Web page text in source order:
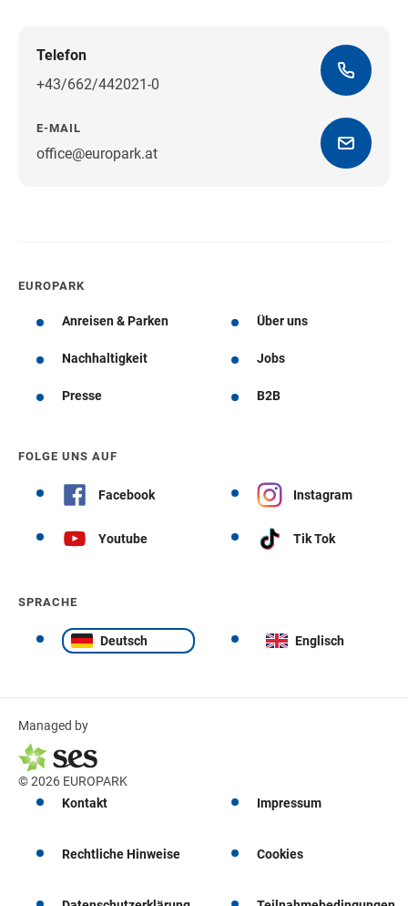
Telefon
+43/662/442021-0
E-MAIL
office@europark.atWegbeschreibung erhalten
EUROPARK
Anreisen & Parken Über uns
Nachhaltigkeit Jobs
Presse B2B
FOLGE UNS AUF
Facebook Instagram
Youtube Tik Tok
SPRACHE
Deutsch Englisch
Managed by
© 2026 EUROPARK
Kontakt
Impressum
Rechtliche Hinweise Cookies